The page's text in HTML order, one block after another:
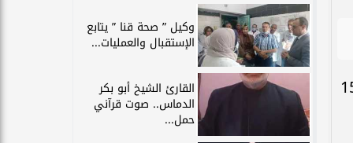
وزارة التموين تشمل تخفيض أسعار 15
وكيل ” صحة قنا ” يتابع
الإستقبال والعمليات...
القارئ الشيخ أبو بكر
الدماس.. صوت قرآني
حمل...